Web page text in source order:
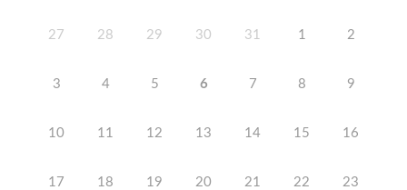
27 28 29 30 31 1 2
3 4 5 6 7 8 9
10 11 12 13 14 15 16
17 18 19 20 21 22 23